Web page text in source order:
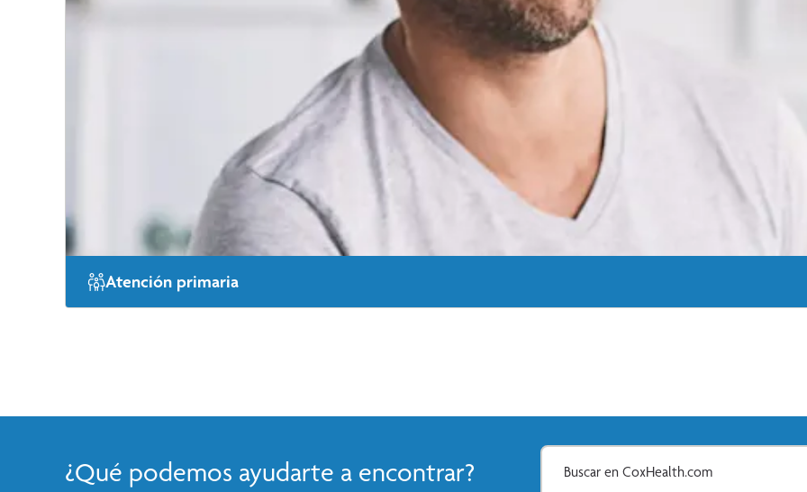
Atención primaria
¿Qué podemos ayudarte a encontrar?